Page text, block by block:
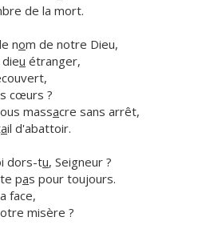
de la mort.
nom de notre Dieu,
u étranger,
cœurs ?
massacre sans arrêt,
ail d'abattoir.
dors-tu, Seigneur ?
pas pour toujours.
face,
misère ?